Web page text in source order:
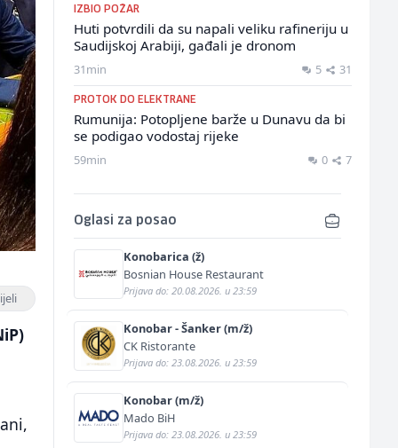
IZBIO POŽAR
Huti potvrdili da su napali veliku rafineriju u
Saudijskoj Arabiji, gađali je dronom
31min 5 31
PROTOK DO ELEKTRANE
Rumunija: Potopljene barže u Dunavu da bi
se podigao vodostaj rijeke
59min 0 7
Oglasi za posao
Konobarica (ž)
Bosnian House Restaurant
Prijava do: 20.08.2026. u 23:59
Konobar - Šanker (m/ž)
CK Ristorante
Prijava do: 23.08.2026. u 23:59
Konobar (m/ž)
Mado BiH
Prijava do: 23.08.2026. u 23:59